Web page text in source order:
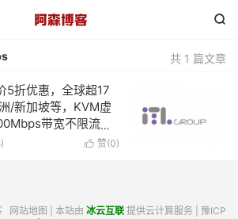

共 1 篇文章
5折优惠，全球超17
/新加坡等，KVM虚
带宽不限流
 赞(0)
网站地图 | 本站由 冰云互联提供云计算服务 | 豫ICP